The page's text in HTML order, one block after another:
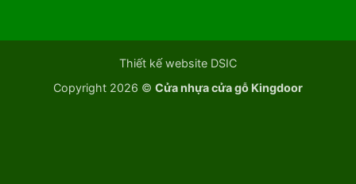
Thiết kế website DSIC
Copyright 2026 © Cửa nhựa cửa gỗ Kingdoor